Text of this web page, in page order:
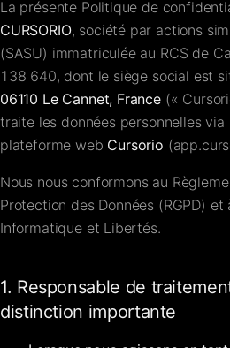
La présente Politique de
CURSORIO, société par actions
(SASU) immatriculée au RCS de
138 640, dont le siège social est
06110 Le Cannet, France(«
traite les données personnelles
plateforme web Cursorio
Nous nous conformons au
Protection des Données (RGPD)
Informatique et Libertés.
1. Responsable de
distinction importante